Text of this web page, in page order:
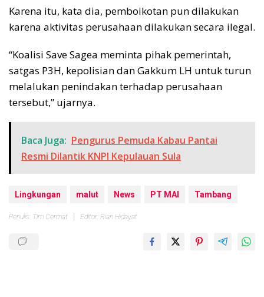
Karena itu, kata dia, pemboikotan pun dilakukan
karena aktivitas perusahaan dilakukan secara ilegal.
“Koalisi Save Sagea meminta pihak pemerintah,
satgas P3H, kepolisian dan Gakkum LH untuk turun
melalukan penindakan terhadap perusahaan
tersebut,” ujarnya.
Baca Juga: Pengurus Pemuda Kabau Pantai
Resmi Dilantik KNPI Kepulauan Sula
Lingkungan malut News PT MAI Tambang
Penulis: Tim Cermat Editor: Rian Hidayat